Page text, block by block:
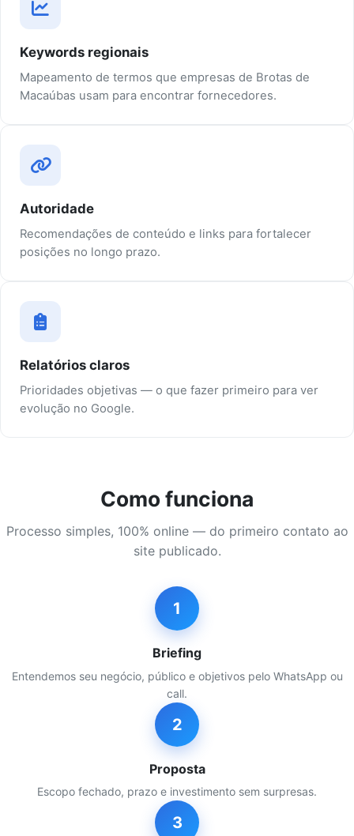
Keywords regionais
Mapeamento de termos que empresas de Brotas de
Macaúbas usam para encontrar fornecedores.
Autoridade
Recomendações de conteúdo e links para fortalecer
posições no longo prazo.
Relatórios claros
Prioridades objetivas — o que fazer primeiro para ver
evolução no Google.
Como funciona
Processo simples, 100% online — do primeiro contato ao
site publicado.
1
Briefing
Entendemos seu negócio, público e objetivos pelo WhatsApp ou
call.
2
Proposta
Escopo fechado, prazo e investimento sem surpresas.
3